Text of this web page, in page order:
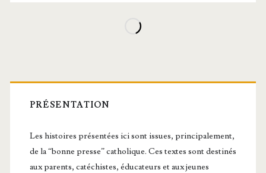
Barre
latérale
principale
PRÉSENTATION
Les histoires présentées ici sont issues, principalement,
de la “bonne presse” catholique. Ces textes sont destinés
aux parents, catéchistes, éducateurs et aux jeunes